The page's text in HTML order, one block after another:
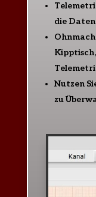
die Daten
Nutzen
zu